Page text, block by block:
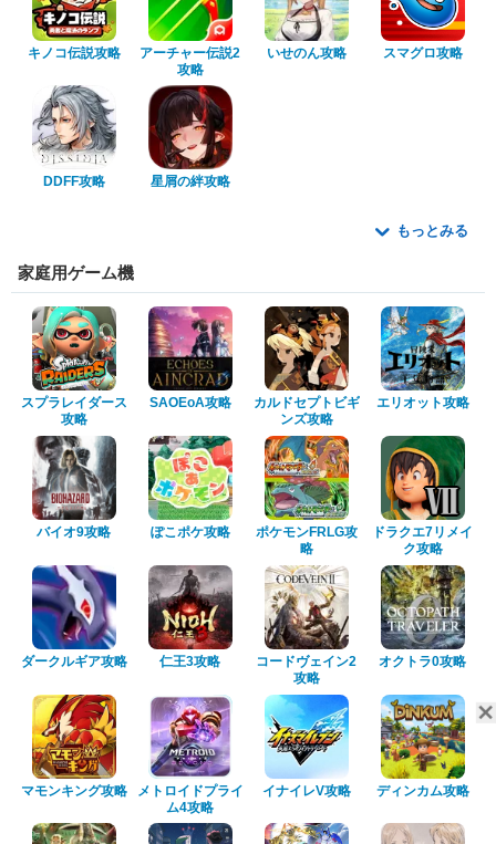
キノコ伝説攻略
アーチャー伝説2
攻略
いせのん攻略 スマグロ攻略
DDFF攻略 星屑の絆攻略
もっとみる
家庭用ゲーム機
スプラレイダース
攻略
SAOEoA攻略
カルドセプトビギ
ンズ攻略
エリオット攻略
バイオ9攻略 ぽこポケ攻略
ポケモンFRLG攻
略
ドラクエ7リメイ
ク攻略
ダークルギア攻略 仁王3攻略
コードヴェイン2
攻略
オクトラ0攻略
マモンキング攻略
メトロイドプライ
ム4攻略
イナイレV攻略 ディンカム攻略